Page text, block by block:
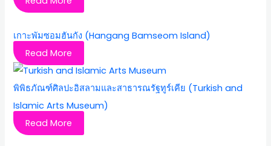
เกาะพัมซอมฮันกัง (Hangang Bamseom Island)
Read More
พิพิธภัณฑ์ศิลปะอิสลามและสาธารณรัฐทูร์เคีย (Turkish and
Islamic Arts Museum)
Read More